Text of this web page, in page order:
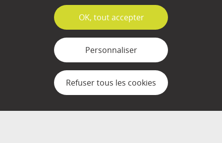
Plan du site
Mentions légales
Gestion des cookies
✓
OK, tout accepter
Personnaliser
Refuser tous les cookies